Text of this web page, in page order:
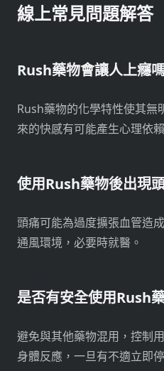
線上常見問題解答
Rush藥物會讓人上癮
Rush藥物的化學特性使其無
來的快感有可能產生心理依
使用Rush藥物後出現
頭痛可能為過度擴張血管造
通風環境，必要時就醫。
是否有安全使用Rush
避免與其他藥物混用，控制
身體反應，一旦有不適立即